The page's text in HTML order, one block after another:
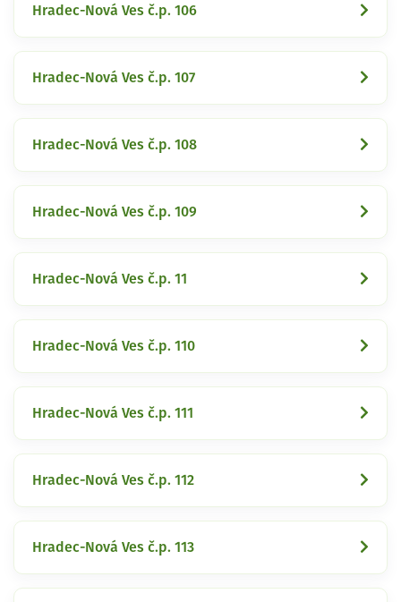
Hradec-Nová Ves č.p. 106
Hradec-Nová Ves č.p. 107
Hradec-Nová Ves č.p. 108
Hradec-Nová Ves č.p. 109
Hradec-Nová Ves č.p. 11
Hradec-Nová Ves č.p. 110
Hradec-Nová Ves č.p. 111
Hradec-Nová Ves č.p. 112
Hradec-Nová Ves č.p. 113